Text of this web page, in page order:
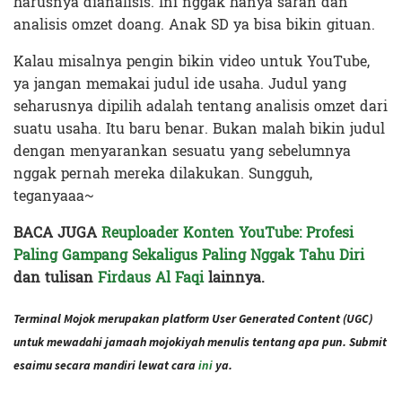
analisis omzet doang. Anak SD ya bisa bikin gituan.
Kalau misalnya pengin bikin video untuk YouTube,
ya jangan memakai judul ide usaha. Judul yang
seharusnya dipilih adalah tentang analisis omzet dari
suatu usaha. Itu baru benar. Bukan malah bikin judul
dengan menyarankan sesuatu yang sebelumnya
nggak pernah mereka dilakukan. Sungguh,
teganyaaa~
BACA JUGAReuploader Konten YouTube: Profesi
Paling Gampang Sekaligus Paling Nggak Tahu Diri
dan tulisanFirdaus Al Faqilainnya.
Terminal Mojok merupakan platform User Generated Content (UGC)
untuk mewadahi jamaah mojokiyah menulis tentang apa pun. Submit
esaimu secara mandiri lewat caraini ya.